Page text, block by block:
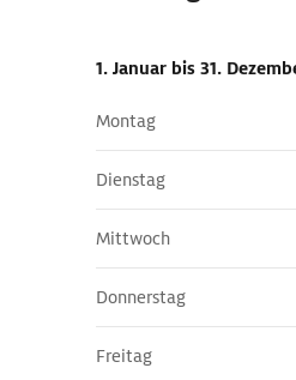
1. Januar bis 31.
Montag
Dienstag
Mittwoch
Donnerstag
Freitag